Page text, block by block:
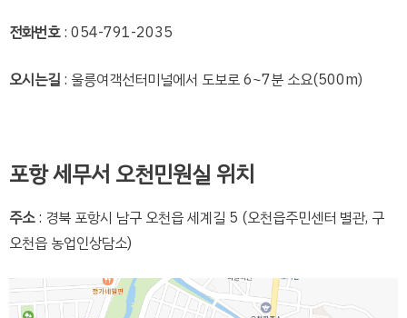
전화번호: 054-791-2035
오시는길 : 울릉여객선터미널에서 도보로 6~7분 소요(500m)
포항 세무서 오천민원실 위치
주소: 경북 포항시 남구 오천읍 세계길 5 (오천읍주민센터 별관, 구
오천읍 농업인상담소)